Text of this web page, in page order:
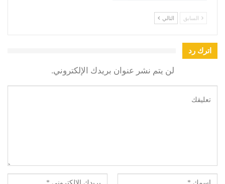
السابق التالي
اترك رد
لن يتم نشر عنوان بريدك الإلكتروني.